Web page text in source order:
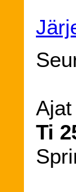
Ti